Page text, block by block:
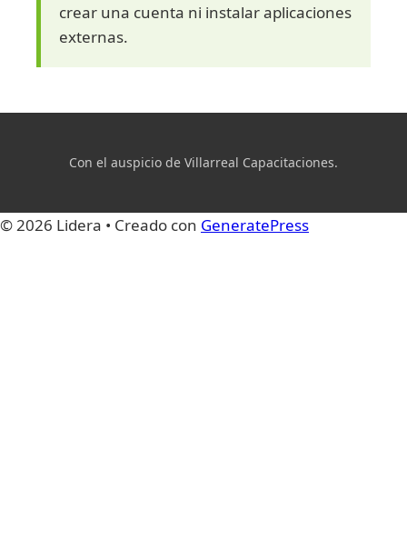
crear una cuenta ni instalar aplicaciones
externas.
Con el auspicio de Villarreal Capacitaciones.
© 2026 Lidera • Creado con GeneratePress